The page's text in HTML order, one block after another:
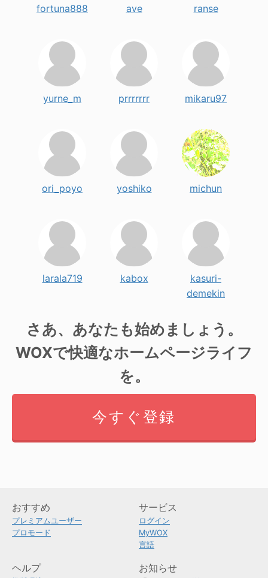
fortuna888 ave ranse
yurne_m prrrrrrr mikaru97
ori_poyo yoshiko michun
larala719 kabox
kasuri-
demekin
さあ、あなたも始めましょう。
WOXで快適なホームページライフ
を。
今すぐ登録
おすすめ
プレミアムユーザー
プロモード
サービス
ログイン
MyWOX
言語
ヘルプ お知らせ